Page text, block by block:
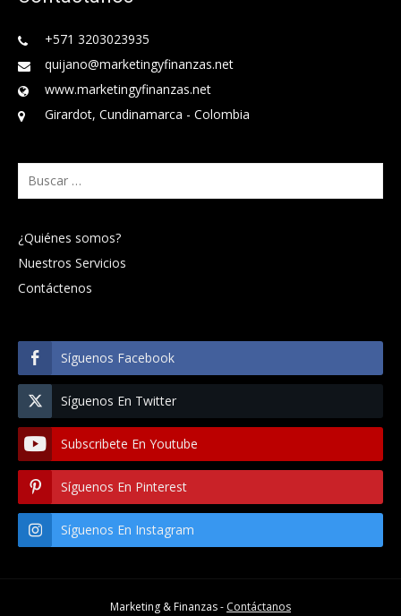
+571 3203023935
quijano@marketingyfinanzas.net
www.marketingyfinanzas.net
Girardot, Cundinamarca - Colombia
Buscar:
¿Quiénes somos?
Nuestros Servicios
Contáctenos
Síguenos Facebook
Síguenos En Twitter
Subscribete En Youtube
Síguenos En Pinterest
Síguenos En Instagram
Marketing & Finanzas - Contáctanos